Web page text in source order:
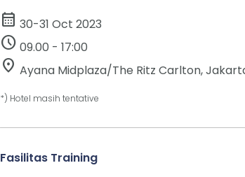
calendar_month 30-31 Oct 2023
schedule 09.00 - 17:00
location_on Ayana Midplaza/The Ritz Carlton,
*) Hotel masih tentative
Fasilitas Training